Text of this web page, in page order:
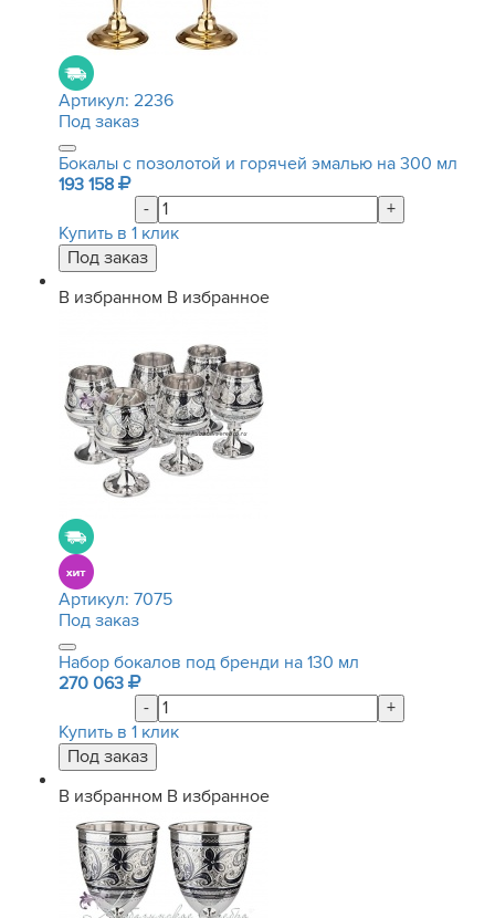
Артикул: 2236
Под заказ
Бокалы с позолотой и горячей эмалью на 300 мл
193 158
-
+
Купить в 1 клик
В избранном В избранное
Артикул: 7075
Под заказ
Набор бокалов под бренди на 130 мл
270 063
-
+
Купить в 1 клик
В избранном В избранное